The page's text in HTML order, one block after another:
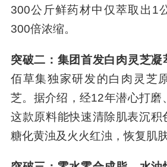
突破一：新七白油溶精萃
发光。佰草集历经28年研发，
选择性微波提取技术，历经
300公斤鲜药材中仅萃取出1